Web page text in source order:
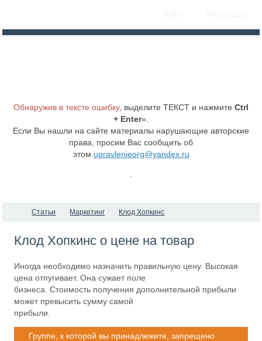
Обнаружив в тексте ошибку, выделите ТЕКСТ и нажмите Ctrl
+ Enter».
Если Вы нашли на сайте материалы нарушающие авторские
права, просим Вас сообщить об
этом upravlenieorg@yandex.ru
Статьи Маркетинг Клод Хопкинс
Клод Хопкинс о цене на товар
Иногда необходимо назначить правильную цену. Высокая
цена отпугивает. Она сужает поле
бизнеса. Стоимость получения дополнительной прибыли
может превысить сумму самой
прибыли.
Группе, к которой вы принадлежите, запрещено